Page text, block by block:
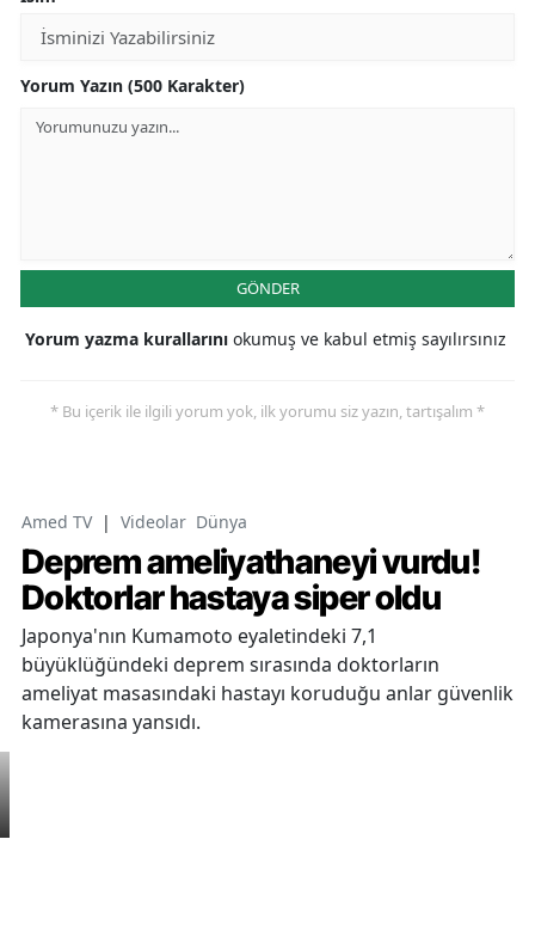
Yorum Yazın (500 Karakter)
GÖNDER
Yorum yazma kurallarını okumuş ve kabul etmiş sayılırsınız
* Bu içerik ile ilgili yorum yok, ilk yorumu siz yazın, tartışalım *
Amed TV | Videolar Dünya
Deprem ameliyathaneyi vurdu!
Doktorlar hastaya siper oldu
Japonya'nın Kumamoto eyaletindeki 7,1
büyüklüğündeki deprem sırasında doktorların
ameliyat masasındaki hastayı koruduğu anlar güvenlik
kamerasına yansıdı.